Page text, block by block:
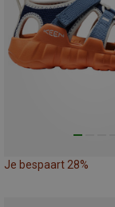
Je bespaart 28%